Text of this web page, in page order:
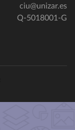
ciu@unizar.es
Q-5018001-G